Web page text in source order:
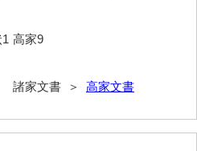
）
1）
長府）
高家9
諸家文書 ＞ 高家文書